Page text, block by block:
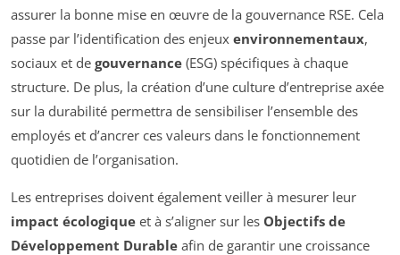
assurer la bonne mise en œuvre de la gouvernance RSE. Cela
passe par l’identification des enjeux environnementaux,
sociaux et de gouvernance (ESG) spécifiques à chaque
structure. De plus, la création d’une culture d’entreprise axée
sur la durabilité permettra de sensibiliser l’ensemble des
employés et d’ancrer ces valeurs dans le fonctionnement
quotidien de l’organisation.
Les entreprises doivent également veiller à mesurer leur
impact écologique et à s’aligner sur les Objectifs de
Développement Durable afin de garantir une croissance